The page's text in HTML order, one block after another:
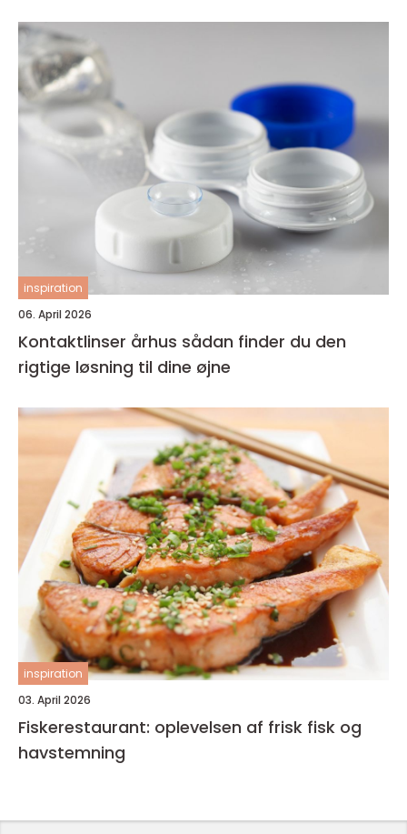
inspiration
06. April 2026
Kontaktlinser århus sådan finder du den
rigtige løsning til dine øjne
inspiration
03. April 2026
Fiskerestaurant: oplevelsen af frisk fisk og
havstemning